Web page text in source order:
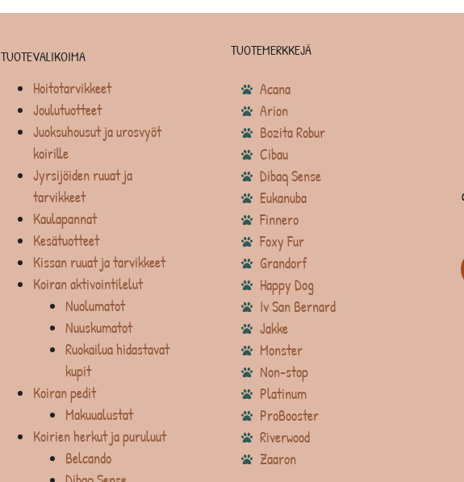
TUOTEVALIKOIMA
Hoitotarvikkeet
Joulutuotteet
Juoksuhousut ja urosvyöt
koirille
Jyrsijöiden ruuat ja
tarvikkeet
Kaulapannat
Kesätuotteet
Kissan ruuat ja tarvikkeet
Koiran aktivointilelut
Nuolumatot
Nuuskumatot
Ruokailua hidastavat
kupit
Koiran pedit
Makuualustat
Koirien herkut ja puruluut
Belcando
TUOTEMERKKEJÄ
Acana
Arion
Bozita Robur
Cibau
Dibaq Sense
Eukanuba
Finnero
Foxy Fur
Grandorf
Happy Dog
Iv San Bernard
Jakke
Monster
Non-stop
Platinum
ProBooster
Riverwood
Zaaron